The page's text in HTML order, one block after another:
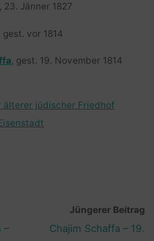
Jänner 1827
, gest. vor 1814
, gest. 19. November 1814
älterer jüdischer Friedhof
–
Jüngerer Beitrag
Chajim Schaffa – 19.